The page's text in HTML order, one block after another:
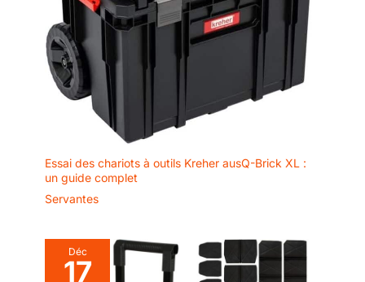
Essai des chariots à outils Kreher ausQ-Brick XL :
un guide complet
Servantes
Déc
17